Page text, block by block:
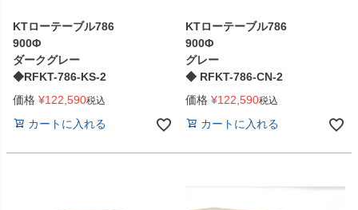
KTローテーブル786
900Φ
ダークグレー
◆RFKT-786-KS-2
価格 ¥122,590税込
カートに入れる
KTローテーブル786
900Φ
グレー
◆ RFKT-786-CN-2
価格 ¥122,590税込
カートに入れる